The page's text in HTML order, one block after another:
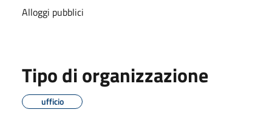
Alloggi pubblici
Tipo di organizzazione
ufficio